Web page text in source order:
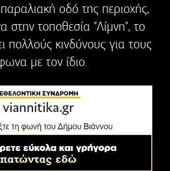
οδό της περιοχής,
στην τοποθεσία "Λίμνη", το
πολλούς κινδύνους για τους
με τον ίδιο.